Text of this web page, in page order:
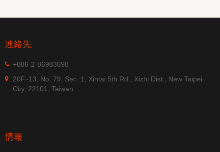
連絡先
+886-2-86983698
20F.-13, No. 79, Sec. 1, Xintai 5th Rd., Xizhi Dist., New Taipei
City, 22101, Taiwan
情報